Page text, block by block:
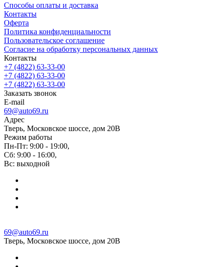
Способы оплаты и доставка
Контакты
Оферта
Политика конфиденциальности
Пользовательское соглашение
Согласие на обработку персональных данных
Контакты
+7 (4822) 63-33-00
+7 (4822) 63-33-00
+7 (4822) 63-33-00
Заказать звонок
E-mail
69@auto69.ru
Адрес
Тверь, Московское шоссе, дом 20В
Режим работы
Пн-Пт: 9:00 - 19:00,
Сб: 9:00 - 16:00,
Вс: выходной
69@auto69.ru
Тверь, Московское шоссе, дом 20В